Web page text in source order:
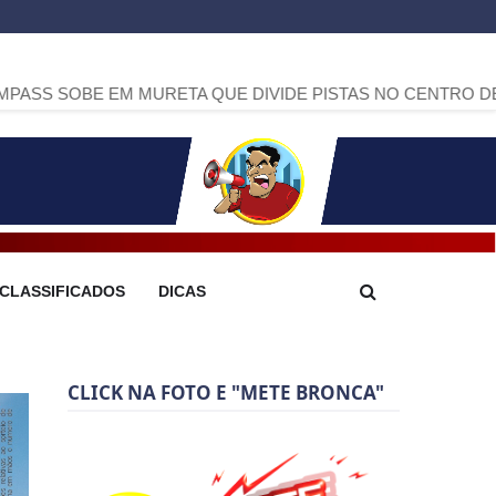
MURETA QUE DIVIDE PISTAS NO CENTRO DE ARAPOTI >>
CLASSIFICADOS DICAS
CLICK NA FOTO E "METE BRONCA"